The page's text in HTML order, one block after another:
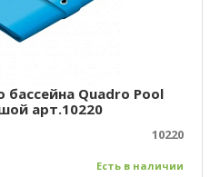
Quadro Pool
арт.10220
10220
Есть в наличии